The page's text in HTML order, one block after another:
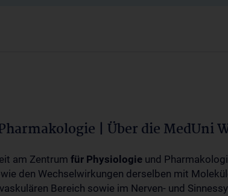
| Über die MedUni
am Zentrum für Physiologie und
den Wechselwirkungen derselben mit
Bereich sowie im Nerven- und